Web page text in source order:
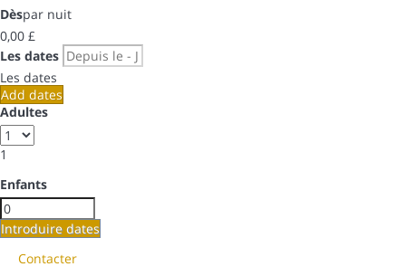
Dèspar nuit
0,00 £
Les dates
Les dates
Add dates
Adultes
1
Enfants
Introduire dates
Contacter